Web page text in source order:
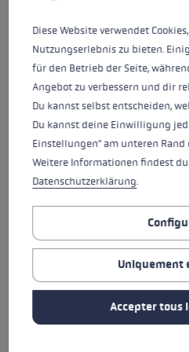
Ce t-shirt 100 % coton
polyvalent pour tous les
respirant est
assure un confort
ou sous un pull, une
TOUTES LES
Diese Website verwendet
Nutzungserlebnis zu bieten.
für den Betrieb der Seite,
Angebot zu verbessern und dir
Du kannst selbst entscheiden,
Du kannst deine Einwilligung
Einstellungen" am unteren
Weitere Informationen findest
Datenschutzerklärung.
Uniquement
Accepter tous